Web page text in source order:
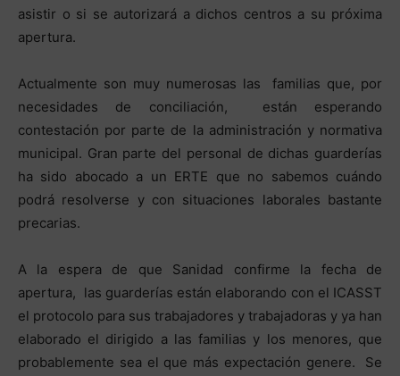
asistir o si se autorizará a dichos centros a su próxima
apertura.
Actualmente son muy numerosas las familias que, por
necesidades de conciliación, están esperando
contestación por parte de la administración y normativa
municipal. Gran parte del personal de dichas guarderías
ha sido abocado a un ERTE que no sabemos cuándo
podrá resolverse y con situaciones laborales bastante
precarias.
A la espera de que Sanidad confirme la fecha de
apertura, las guarderías están elaborando con el ICASST
el protocolo para sus trabajadores y trabajadoras y ya han
elaborado el dirigido a las familias y los menores, que
probablemente sea el que más expectación genere. Se